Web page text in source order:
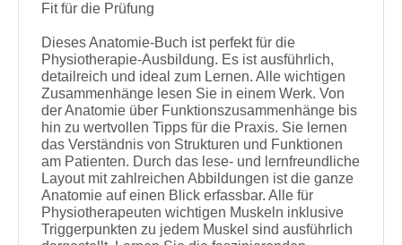
Fit für die Prüfung
Dieses Anatomie-Buch ist perfekt für die
Physiotherapie-Ausbildung. Es ist ausführlich,
detailreich und ideal zum Lernen. Alle wichtigen
Zusammenhänge lesen Sie in einem Werk. Von
der Anatomie über Funktionszusammenhänge bis
hin zu wertvollen Tipps für die Praxis. Sie lernen
das Verständnis von Strukturen und Funktionen
am Patienten. Durch das lese- und lernfreundliche
Layout mit zahlreichen Abbildungen ist die ganze
Anatomie auf einen Blick erfassbar. Alle für
Physiotherapeuten wichtigen Muskeln inklusive
Triggerpunkten zu jedem Muskel sind ausführlich